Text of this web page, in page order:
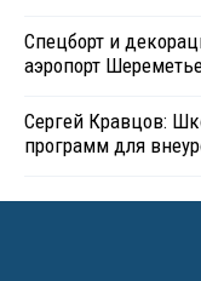
Спецборт и
аэропорт
Сергей Кравцов:
программ для